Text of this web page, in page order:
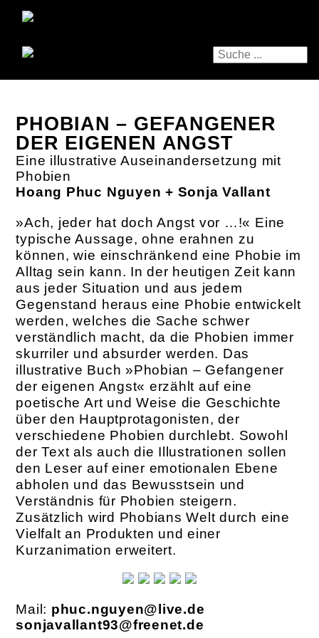
PHOBIAN – GEFANGENER
DER EIGENEN ANGST
Eine illustrative Auseinandersetzung mit
Phobien
Hoang Phuc Nguyen + Sonja Vallant
»Ach, jeder hat doch Angst vor …!« Eine
typische Aussage, ohne erahnen zu
können, wie einschränkend eine Phobie im
Alltag sein kann. In der heutigen Zeit kann
aus jeder Situation und aus jedem
Gegenstand heraus eine Phobie entwickelt
werden, welches die Sache schwer
verständlich macht, da die Phobien immer
skurriler und absurder werden. Das
illustrative Buch »Phobian – Gefangener
der eigenen Angst« erzählt auf eine
poetische Art und Weise die Geschichte
über den Hauptprotagonisten, der
verschiedene Phobien durchlebt. Sowohl
der Text als auch die Illustrationen sollen
den Leser auf einer emotionalen Ebene
abholen und das Bewusstsein und
Verständnis für Phobien steigern.
Zusätzlich wird Phobians Welt durch eine
Vielfalt an Produkten und einer
Kurzanimation erweitert.
Mail: phuc.nguyen@live.de
sonjavallant93@freenet.de